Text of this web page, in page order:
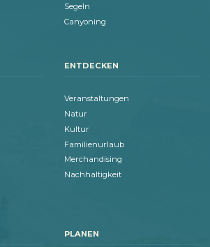
Segeln
Canyoning
ENTDECKEN
Veranstaltungen
Natur
Kultur
Familienurlaub
Merchandising
Nachhaltigkeit
PLANEN